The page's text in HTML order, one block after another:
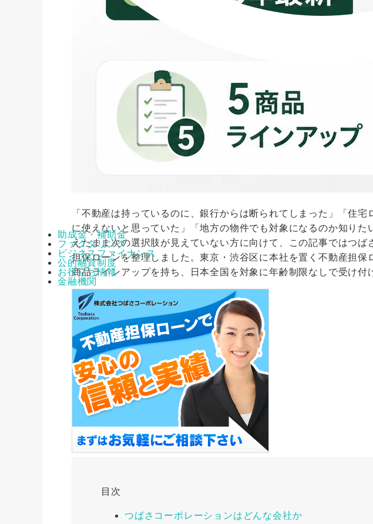
助成金・補助金
ファクタリング
ビジネスファイナンス
公的融資制度
お役立ち情報
金融機関
「不動産は持っているのに、銀行からは断られてしまった」「住
に使えないと思っていた」「地方の物件でも対象になるのか知り
えたまま次の選択肢が見えていない方に向けて、この記事ではつば
担保ローンを整理しました。東京・渋谷区に本社を置く不動産担保
商品ラインアップを持ち、日本全国を対象に年齢制限なしで受け付
目次
つばさコーポレーションはどんな会社か